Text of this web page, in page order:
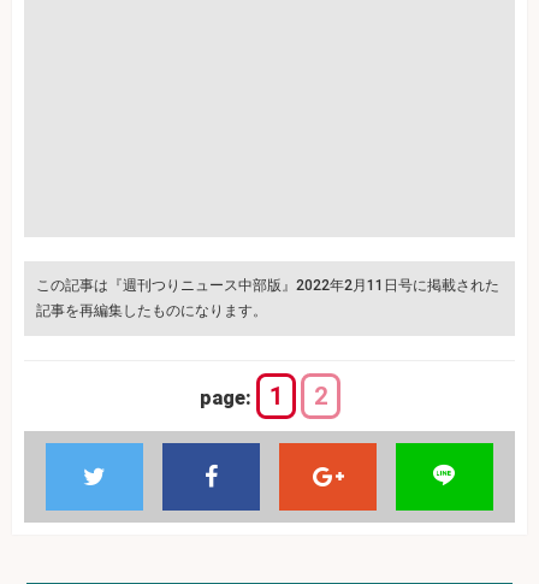
この記事は『週刊つりニュース中部版』2022年2月11日号に掲載された
記事を再編集したものになります。
page: 1 2